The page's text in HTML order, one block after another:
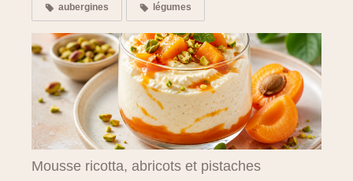
aubergines légumes
Mousse ricotta, abricots et pistaches